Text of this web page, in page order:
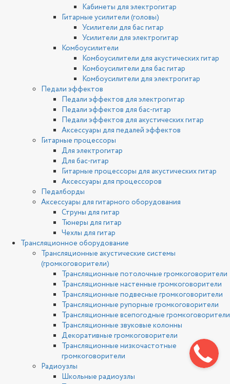
Кабинеты для электрогитар
Гитарные усилители (головы)
Усилители для бас гитар
Усилители для электрогитар
Комбоусилители
Комбоусилители для акустических гитар
Комбоусилители для бас гитар
Комбоусилители для электрогитар
Педали эффектов
Педали эффектов для электрогитар
Педали эффектов для бас-гитар
Педали эффектов для акустических гитар
Аксессуары для педалей эффектов
Гитарные процессоры
Для электрогитар
Для бас-гитар
Гитарные процессоры для акустических гитар
Аксессуары для процессоров
Педалборды
Аксессуары для гитарного оборудования
Струны для гитар
Тюнеры для гитар
Чехлы для гитар
Трансляционное оборудование
Трансляционные акустические системы
(громкоговорители)
Трансляционные потолочные громкоговорители
Трансляционные настенные громкоговорители
Трансляционные подвесные громкоговорители
Трансляционные рупорные громкоговорители
Трансляционные всепогодные громкоговорители
Трансляционные звуковые колонны
Декоративные громкоговорители
Трансляционные низкочастотные
громкоговорители
Радиоузлы
Школьные радиоузлы